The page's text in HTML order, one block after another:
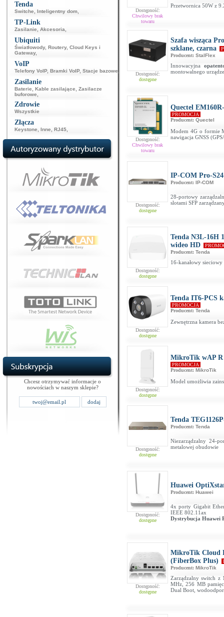
Tenda
Switche Inteligentny dom
TP-Link
Zasilanie Akcesoria
Ubiquiti
Światłowody, Routery, Cloud Keys i
Gateway,
VoIP
Telefony VoIP, Bramki VoIP, Stacje bazowe
Zasilanie
Baterie Kable zasilające
Zasilacze
buforowe
Zdrowie
Wszystkie
Złącza
Keystone Inne RJ45
Chcesz otrzymywać informacje o
nowościach w naszym sklepie?
Dostępność:
Chwilowy brak
towaru
Przetwornica 50W z
Dostępność:
dostępne
Szafa wisząca
szklane, czarna
Producent: StalFlex
Innowacyjna
montowalnego
Dostępność:
Chwilowy brak
towaru
Quectel
PROMOCJA
Producent: Quectel
Modem 4G o formie
nawigacja GNSS
Dostępność:
dostępne
IP-COM Pro-
Producent: IP-COM
28-portowy
slotami SFP
Dostępność:
dostępne
Tenda N3L-16H
wideo HD
Producent: Tenda
16-kanałowy
Dostępność:
dostępne
Tenda IT6-PCS
PROMOCJA
Producent: Tenda
Zewnętrzna kamera
Dostępność:
dostępne
MikroTik wAP R
PROMOCJA
Producent: MikroTik
Model umożliwia
Dostępność:
dostępne
Tenda
Producent: Tenda
Niezarządzalny 24-
metalowej obudowie
Dostępność:
dostępne
Huawei
Producent: Huawei
4x porty Gigabit
IEEE 802.11ax
Dystrybucja Huawei
Dostępność:
dostępne
MikroTik Cloud
(FiberBox Plus)
Producent: MikroTik
Zarządzalny switch z
MHz, 256 MB
Dual Boot,